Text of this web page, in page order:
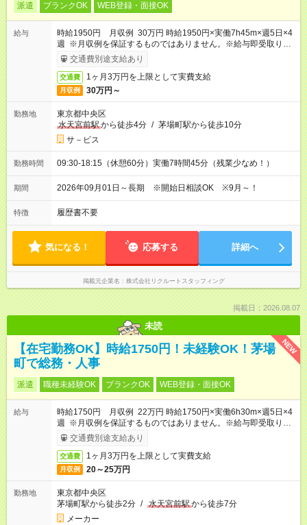
派遣 ブランクOK WEB登録・面接OK
給与
時給1950円 月収例 30万円 時給1950円×実働7h45m×週5日×4
週 ※月収例を保証するものではありません。※給与即受取りサ
ービス利用可（利用条件有）
交通費別途支給あり
交通費 1ヶ月3万円を上限として実費支給
月収例 30万円～
勤務地
東京都中央区
水天宮前駅から徒歩4分 / 茅場町駅から徒歩10分
サ－ビス
勤務時間 09:30-18:15（休憩60分）実働7時間45分（残業少なめ！）
期間 2026年09月01日～長期 ※開始日相談OK ※9月～！
特徴 履歴書不要
気になる！ 応募する 詳細へ
掲載元企業名 株式会社リクルートスタッフィング
掲載日：2026.08.07
未読
NEW
【在宅勤務OK】時給1750円！未経験OK！茅場
町で総務・人事
派遣 職種未経験OK ブランクOK WEB登録・面接OK
給与
時給1750円 月収例 22万円 時給1750円×実働6h30m×週5日×4
週 ※月収例を保証するものではありません。※給与即受取りサ
ービス利用可（利用条件有）
交通費別途支給あり
交通費 1ヶ月3万円を上限として実費支給
月収例 20～25万円
勤務地
東京都中央区
茅場町駅から徒歩2分 / 水天宮前駅から徒歩7分
メーカー